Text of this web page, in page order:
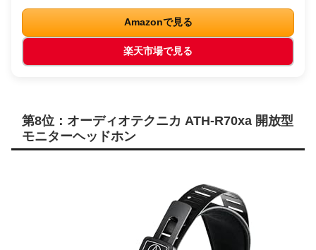
Amazonで見る
楽天市場で見る
第8位：オーディオテクニカ ATH-R70xa 開放型
モニターヘッドホン